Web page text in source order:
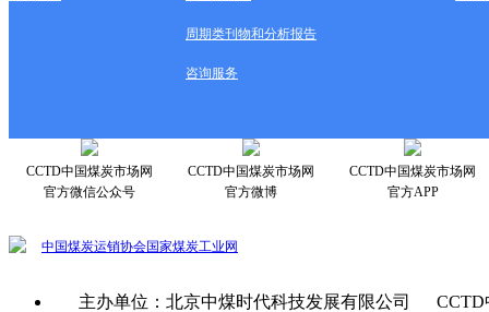
周期类刊物和分析报告
咨询服务
CCTD中国煤炭市场网
官方微信公众号
CCTD中国煤炭市场网
官方微博
CCTD中国煤炭市场网
官方APP
中国煤炭运销协会国家煤炭工业网
主办单位：北京中煤时代科技发展有限公司